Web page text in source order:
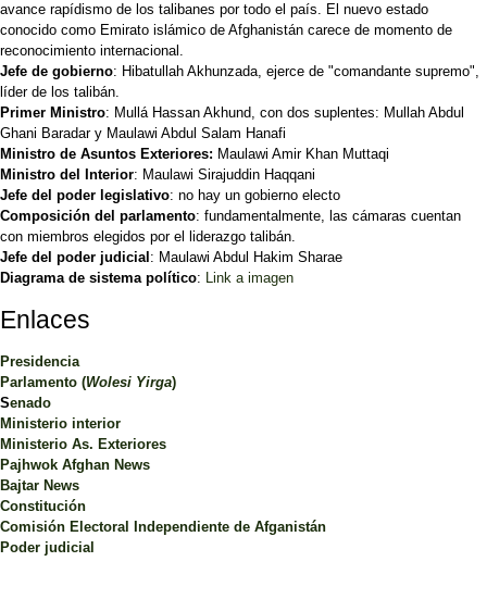
avance rapídismo de los talibanes por todo el país. El nuevo estado
conocido como Emirato islámico de Afghanistán carece de momento de
reconocimiento internacional.
Jefe de gobierno: Hibatullah Akhunzada, ejerce de "comandante supremo",
líder de los talibán.
Primer Ministro: Mullá Hassan Akhund, con dos suplentes: Mullah Abdul
Ghani Baradar y Maulawi Abdul Salam Hanafi
Ministro de Asuntos Exteriores: Maulawi Amir Khan Muttaqi
Ministro del Interior: Maulawi Sirajuddin Haqqani
Jefe del poder legislativo: no hay un gobierno electo
Composición del parlamento: fundamentalmente, las cámaras cuentan
con miembros elegidos por el liderazgo talibán.
Jefe del poder judicial : Maulawi Abdul Hakim Sharae
Diagrama de sistema político: Link a imagen
Enlaces
Presidencia
Parlamento (Wolesi Yirga)
Senado
Ministerio interior
Ministerio As. Exteriores
Pajhwok Afghan News
Bajtar News
Constitución
Comisión Electoral Independiente de Afganistán
Poder judicial